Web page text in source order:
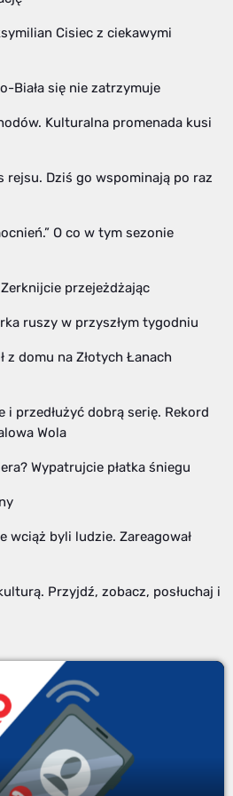
Cisiec z ciekawymi
Biała się nie zatrzymuje
Kulturalna promenada kusi
rejsu. Dziś go wspominają po raz
O co w tym sezonie
przejeżdżając
ruszy w przyszłym tygodniu
z domu na Złotych Łanach
i przedłużyć dobrą serię. Rekord
Wola
Wypatrujcie płatka śniegu
wciąż byli ludzie. Zareagował
Przyjdź, zobacz, posłuchaj i